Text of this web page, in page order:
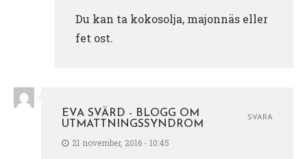
Du kan ta kokosolja, majonnäs eller
fet ost.
EVA SVÄRD - BLOGG OM
UTMATTNINGSSYNDROM
21 november, 2016 - 10:45
SVARA